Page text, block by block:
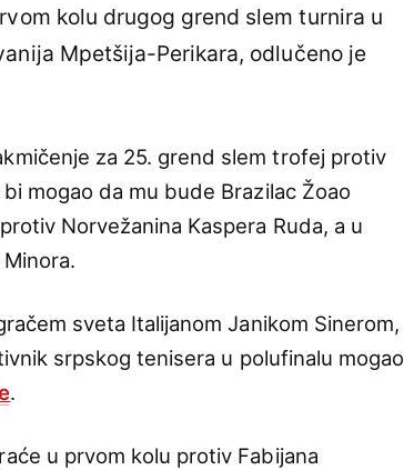
kolu drugog grend slem turnira u
Mpetšija-Perikara, odlučeno je
za 25. grend slem trofej protiv
mogao da mu bude Brazilac Žoao
Norvežanina Kaspera Ruda, a u
sveta Italijanom Janikom Sinerom,
srpskog tenisera u polufinalu mogao
.
u prvom kolu protiv Fabijana